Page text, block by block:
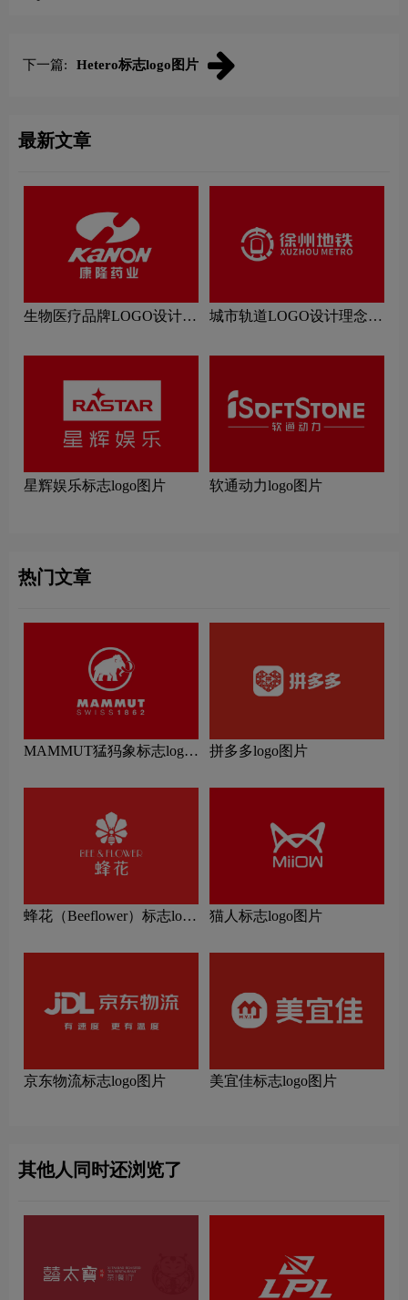
下一篇: Hetero标志logo图片
最新文章
生物医疗品牌LOGO设计理
城市轨道LOGO设计理念解
星辉娱乐标志logo图片 软通动力logo图片
热门文章
MAMMUT猛犸象标志logo
拼多多logo图片
蜂花（Beeflower）标志logo
猫人标志logo图片
京东物流标志logo图片 美宜佳标志logo图片
其他人同时还浏览了